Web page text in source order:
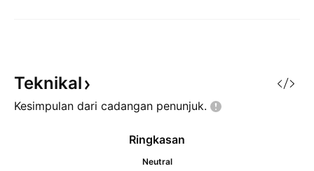
Teknikal
Kesimpulan dari cadangan penunjuk.
Ringkasan
Neutral